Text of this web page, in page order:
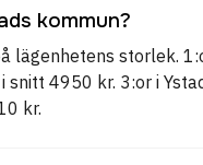
kommun?
lägenhetens storlek.
4950 kr. 3:or i
kr.